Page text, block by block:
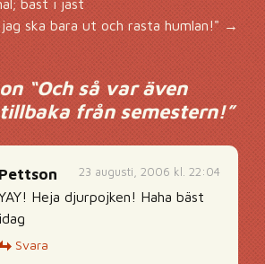
bäst i jäst
jag ska bara ut och rasta humlan!"→
“Och så var även
från semestern!”
23 augusti, 2006 kl. 22:04
Pettson
Heja djurpojken! Haha bäst
idag
Svara